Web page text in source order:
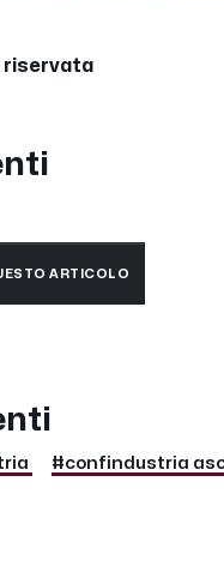
riservata
ARTICOLO
#confindustria